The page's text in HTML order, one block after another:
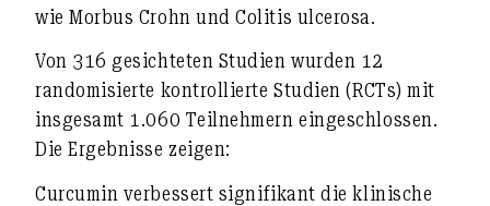
wie Morbus Crohn und Colitis ulcerosa.
Von 316 gesichteten Studien wurden 12
randomisierte kontrollierte Studien (RCTs) mit
insgesamt 1.060 Teilnehmern eingeschlossen.
Die Ergebnisse zeigen:
Curcumin verbessert signifikant dieklinische